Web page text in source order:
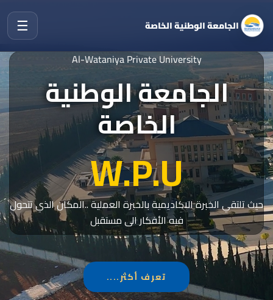
الجامعة الوطنية الخاصة ☰
Al-Wataniya Private University
الجامعة الوطنية
الخاصة
W.P.U
حيث تلتقي الخبرة الاكاديمية بالخبرة العملية ..المكان الذي تتحول
فيه الأفكار الى مستقبل
تعرف أكثر....